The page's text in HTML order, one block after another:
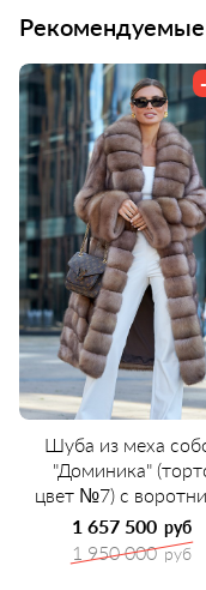
Шуба из меха
"Доминика"
цвет №7) с
1 657 500 руб
1 950 000 руб